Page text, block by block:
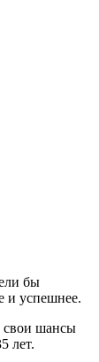
бы
и успешнее.
свои шансы
лет.